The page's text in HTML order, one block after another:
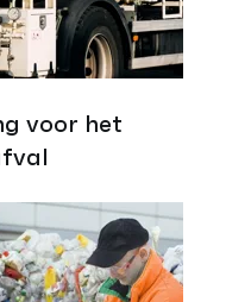
voor het